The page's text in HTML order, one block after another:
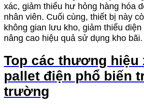
xác, giảm thiểu hư hỏng hàng hóa
nhân viên. Cuối cùng, thiết bị này
không gian lưu kho, giảm thiểu
nâng cao hiệu quả sử dụng kho bãi.
Top các thương hiệu
pallet điện phổ biến
trường